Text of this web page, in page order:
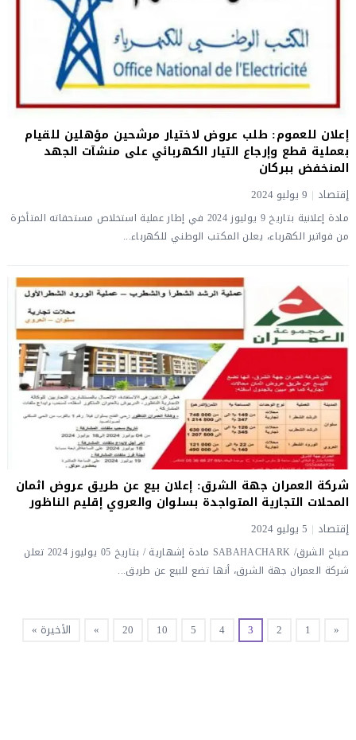
إعلان للعموم: طلب عروض لاختيار مرشحين مؤهلين للقيام
بعملية قطع وإرجاع التيار الكهربائي على منشآت الجهد
المنخفض ببركان
إقتصاد 9 يوليو 2024
مادة إعلانية بتاريخ 9 يوليوز 2024 في إطار عملية استخلاص مستحقاته المتأخرة
من فواتير الكهرباء، يعلن المكتب الوطني للكهرباء...
شركة العمران جهة الشرق: إعلان بيع عن طريق عروض اثمان
المحلات التجارية المتواجدة بسلوان والعروي إقليم الناظور
إقتصاد 5 يوليو 2024
صباح الشرق/ SABAHACHARK مادة إشهارية / بتاريخ 05 يوليوز 2024 تعلن
شركة العمران جهة الشرق، أنها تضع للبيع عن طريق...
«
1
2
3
4
5
10
20
» الأخيرة »